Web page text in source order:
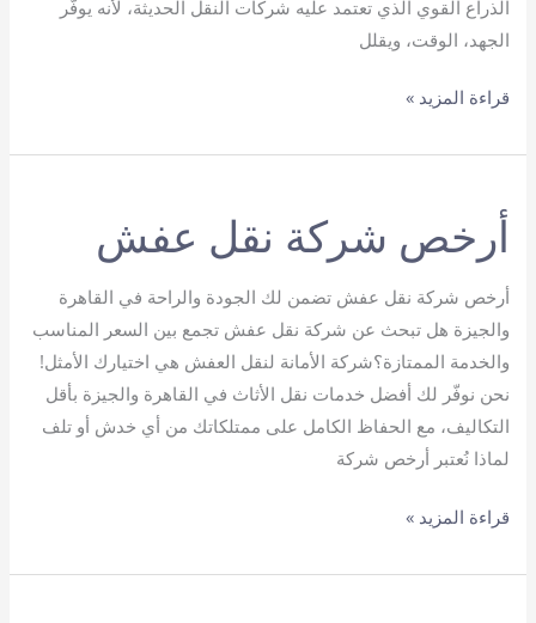
الذراع القوي الذي تعتمد عليه شركات النقل الحديثة، لأنه يوفّر
الجهد، الوقت، ويقلل
أفضل
عفش
قراءة المزيد »
أرخص شركة نقل عفش
أرخص شركة نقل عفش تضمن لك الجودة والراحة في القاهرة
والجيزة هل تبحث عن شركة نقل عفش تجمع بين السعر المناسب
والخدمة الممتازة؟شركة الأمانة لنقل العفش هي اختيارك الأمثل!
نحن نوفّر لك أفضل خدمات نقل الأثاث في القاهرة والجيزة بأقل
التكاليف، مع الحفاظ الكامل على ممتلكاتك من أي خدش أو تلف
لماذا نُعتبر أرخص شركة
أرخص
نقل
قراءة المزيد »